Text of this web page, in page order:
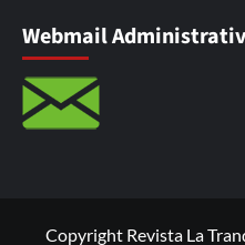
Webmail
Copyright Revista La